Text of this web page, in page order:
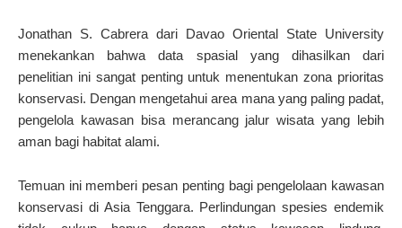
Jonathan S. Cabrera dari Davao Oriental State University
menekankan bahwa data spasial yang dihasilkan dari
penelitian ini sangat penting untuk menentukan zona prioritas
konservasi. Dengan mengetahui area mana yang paling padat,
pengelola kawasan bisa merancang jalur wisata yang lebih
aman bagi habitat alami.
Temuan ini memberi pesan penting bagi pengelolaan kawasan
konservasi di Asia Tenggara. Perlindungan spesies endemik